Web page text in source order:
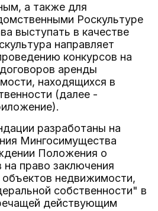
а также для
Роскультуре
выступать в качестве
направляет
конкурсов на
аренды
находящихся в
(далее -
разработаны на
Мингосимущества
Положения о
на право заключения
недвижимости,
собственности" в
действующим